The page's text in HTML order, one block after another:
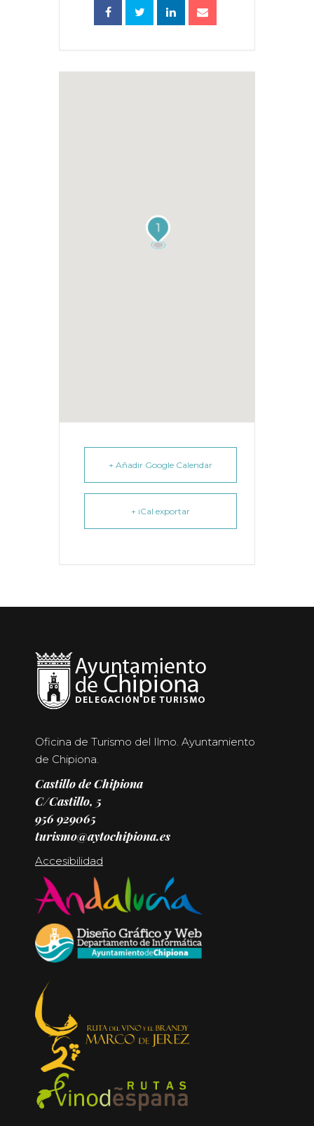
1
+ Añadir Google Calendar
+ iCal exportar
Oficina de Turismo del Ilmo. Ayuntamiento
de Chipiona.
Castillo de Chipiona
C/Castillo, 5
956 929065
turismo@aytochipiona.es
Accesibilidad